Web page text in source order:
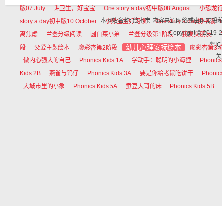
版07 July 讲卫生，好宝宝 One story a day初中版08 August
小恐龙
story a day初中版10 October
小熊宝宝好习惯
One story a day初中版
离焦虑
兰登分级阅读 圆白菜小弟 兰登分级第1阶段 我爱交朋友
段
父爱主题绘本 廖彩杏第2阶段 幼儿心理安抚绘本
廖彩杏第3
做内心强大的自己
Phonics Kids 1A 学动手：聪明的小海狸
Kids 2B
燕雀与钨仔 Phonics Kids 3A 要是你给老鼠吃饼干
大城市里的小象
Phonics Kids 5A 蚕豆大哥的床 Phonics Kids 5B
本网站名称: 绘本宝 内容来源网络或由网友投
Copyright © 2019-
粤